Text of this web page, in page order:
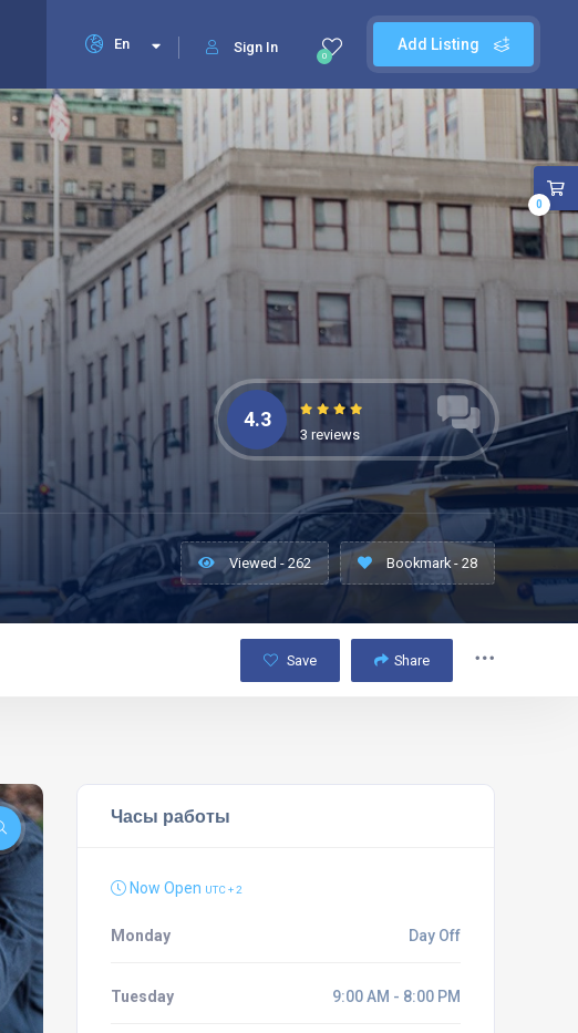
Add Listing
0
Sign In
En
4.3
3 reviews
Viewed - 262 Bookmark - 28
Save Share
Часы работы
Now Open UTC + 2
Monday Day Off
Tuesday 9:00 AM - 8:00 PM
0